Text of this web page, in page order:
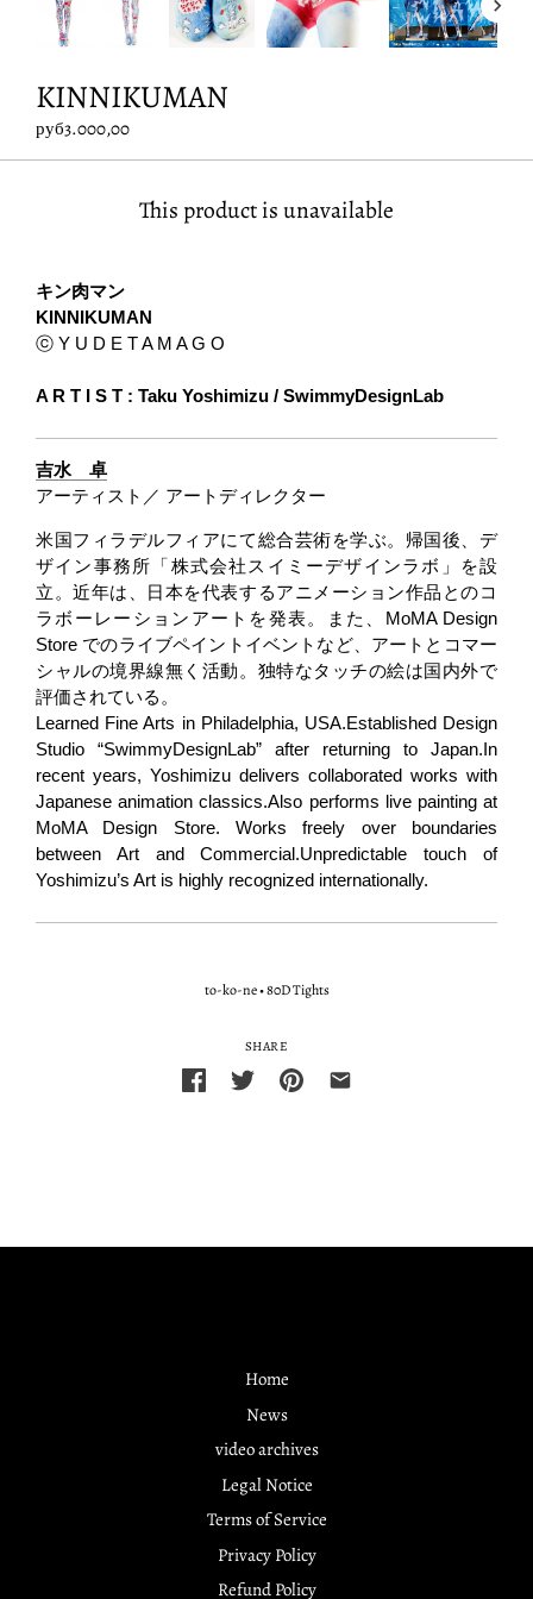
KINNIKUMAN
руб3.000,00
This product is unavailable
キン肉マン
KINNIKUMAN
ⓒ Y U D E T A M A G O
A R T I S T : Taku Yoshimizu / SwimmyDesignLab
吉水 卓
アーティスト／ アートディレクター
米国フィラデルフィアにて総合芸術を学ぶ。帰国後、デ
ザイン事務所「株式会社スイミーデザインラボ」を設
立。近年は、日本を代表するアニメーション作品とのコ
ラボーレーションアートを発表。また、MoMA Design
Store でのライブペイントイベントなど、アートとコマー
シャルの境界線無く活動。独特なタッチの絵は国内外で
評価されている。
Learned Fine Arts in Philadelphia, USA.Established Design
Studio “SwimmyDesignLab” after returning to Japan.In
recent years, Yoshimizu delivers collaborated works with
Japanese animation classics.Also performs live painting at
MoMA Design Store. Works freely over boundaries
between Art and Commercial.Unpredictable touch of
Yoshimizu’s Art is highly recognized internationally.
to-ko-ne•80D Tights
SHARE
Home
News
video archives
Legal Notice
Terms of Service
Privacy Policy
Refund Policy